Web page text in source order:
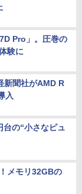
Pro」。圧巻の
験に
新聞社がAMD R
入
の“小さなピュ
メモリ32GBの